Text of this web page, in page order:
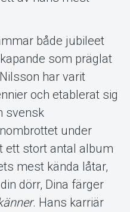
både jubileet
som präglat
har varit
och etablerat sig
svensk
under
ett stort antal album
mest kända låtar,
dörr, Dina färger
. Hans karriär